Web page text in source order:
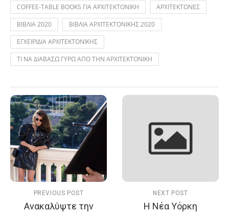
COFFEE-TABLE BOOKS ΓΙΑ ΑΡΧΙΤΕΚΤΟΝΙΚΗ
ΑΡΧΙΤΕΚΤΟΝΕΣ
ΒΙΒΛΙΑ 2020
ΒΙΒΛΙΑ ΑΡΧΙΤΕΚΤΟΝΙΚΗΣ 2020
ΕΓΧΕΙΡΙΔΙΑ ΑΡΧΙΤΕΚΤΟΝΙΚΗΣ
ΤΙ ΝΑ ΔΙΑΒΑΣΩ ΓΥΡΩ ΑΠΟ ΤΗΝ ΑΡΧΙΤΕΚΤΟΝΙΚΗ
PREVIOUS POST
Ανακαλύψτε την
NEXT POST
Η Νέα Υόρκη